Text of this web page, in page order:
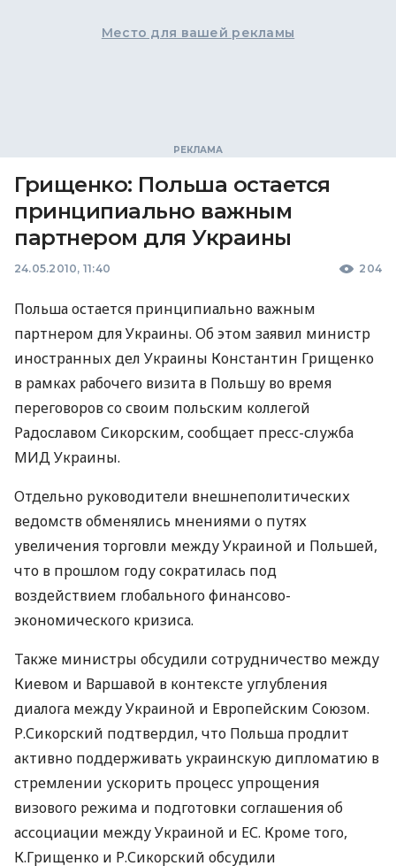
Место для вашей рекламы
Грищенко: Польша остается
принципиально важным
партнером для Украины
24.05.2010, 11:40 204
Польша остается принципиально важным
партнером для Украины. Об этом заявил министр
иностранных дел Украины Константин Грищенко
в рамках рабочего визита в Польшу во время
переговоров со своим польским коллегой
Радославом Сикорским, сообщает пресс-служба
МИД Украины.
Отдельно руководители внешнеполитических
ведомств обменялись мнениями о путях
увеличения торговли между Украиной и Польшей,
что в прошлом году сократилась под
воздействием глобального финансово-
экономического кризиса.
Также министры обсудили сотрудничество между
Киевом и Варшавой в контексте углубления
диалога между Украиной и Европейским Союзом.
Р.Сикорский подтвердил, что Польша продлит
активно поддерживать украинскую дипломатию в
стремлении ускорить процесс упрощения
визового режима и подготовки соглашения об
ассоциации между Украиной и ЕС. Кроме того,
К.Грищенко и Р.Сикорский обсудили